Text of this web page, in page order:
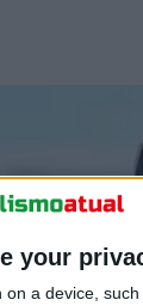
your
a device,